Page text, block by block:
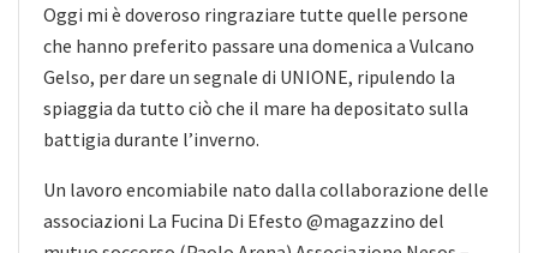
Oggi mi è doveroso ringraziare tutte quelle persone
che hanno preferito passare una domenica a Vulcano
Gelso, per dare un segnale di UNIONE, ripulendo la
spiaggia da tutto ciò che il mare ha depositato sulla
battigia durante l’inverno.
Un lavoro encomiabile nato dalla collaborazione delle
associazioni La Fucina Di Efesto @magazzino del